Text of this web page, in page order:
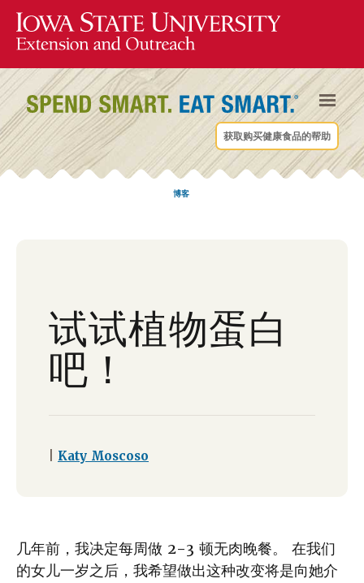
获取购买健康食品的帮助
博客
试试植物蛋白
吧！
Katy Moscoso
几年前，我决定每周做 2-3 顿无肉晚餐。 在我们
的女儿一岁之后，我希望做出这种改变将是向她介